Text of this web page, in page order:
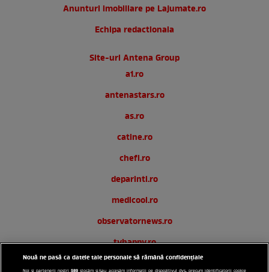
Anunturi imobiliare pe Lajumate.ro
Echipa redactionala
Site-uri Antena Group
a1.ro
antenastars.ro
as.ro
catine.ro
chefi.ro
deparinti.ro
medicool.ro
observatornews.ro
tvhappy.ro
useit.ro
Nouă ne pasă ca datele tale personale să rămână confidențiale